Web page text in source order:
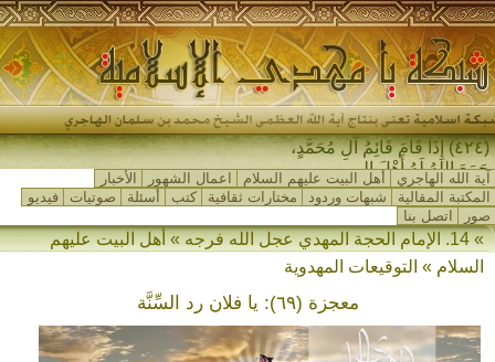
(٤٢٤) إِذَا قَامَ قَائِمُ آلِ مُحَمَّدٍ،
جَمَعَ اللهُ لَهُ أَهْلَ المَشْر_
آية الله الهاجري أهل البيت عليهم السلام اعمال الشهور
الأخبار
المكتبة المقالية
شبهات وردود مختارات ثقافية كتب أسئلة صوتيات
فيديو
صور
اتصل بنا
» 14. الإمام الحجة المهدي عجل الله فرجه » أهل البيت عليهم
السلام » التوقيعات المهدوية
معجزة (٦٩): يا فلان رد السِّنَّة